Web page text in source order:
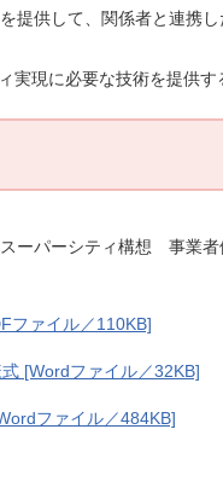
提供して、関係者と連携
実現に必要な技術を提供す
ーパーシティ構想 事業者
ファイル／110KB]
式 [Wordファイル／32KB]
ファイル／484KB]